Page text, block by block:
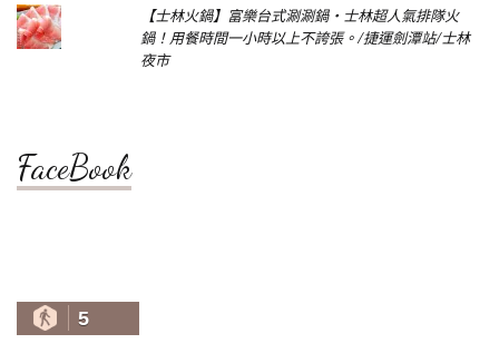
【士林火鍋】富樂台式涮涮鍋‧士林超人氣排隊火
鍋！用餐時間一小時以上不誇張。/捷運劍潭站/士林
夜市
FaceBook
5